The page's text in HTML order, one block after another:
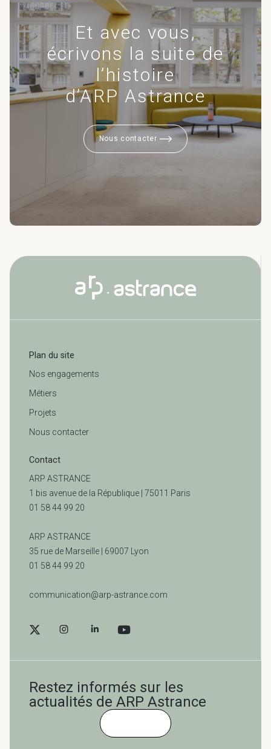
Et avec vous,
écrivons la suite de
l’histoire
d’ARP Astrance
Nous contacter
Plan du site
Nos engagements
Métiers
Projets
Nous contacter
Contact
ARP ASTRANCE
1 bis avenue de la République | 75011 Paris
01 58 44 99 20
ARP ASTRANCE
35 rue de Marseille | 69007 Lyon
01 58 44 99 20
communication@arp-astrance.com
Restez informés sur les
actualités de ARP Astrance